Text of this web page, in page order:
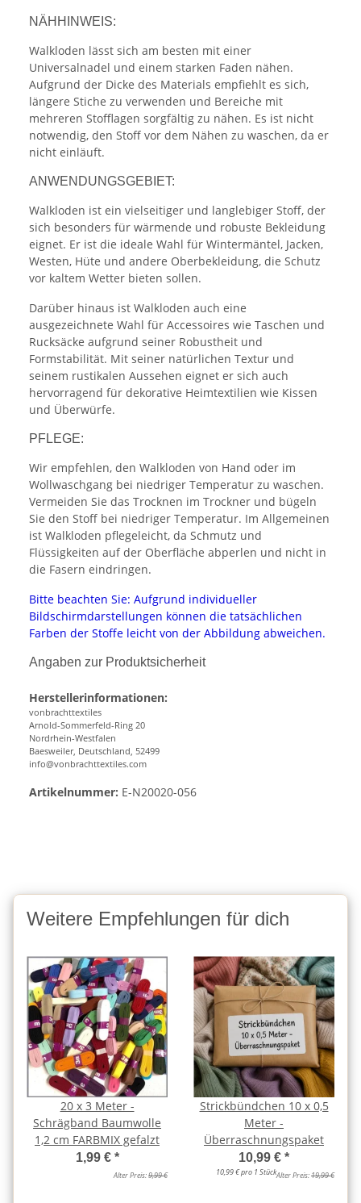
NÄHHINWEIS:
Walkloden lässt sich am besten mit einer
Universalnadel und einem starken Faden nähen.
Aufgrund der Dicke des Materials empfiehlt es sich,
längere Stiche zu verwenden und Bereiche mit
mehreren Stofflagen sorgfältig zu nähen. Es ist nicht
notwendig, den Stoff vor dem Nähen zu waschen, da er
nicht einläuft.
ANWENDUNGSGEBIET:
Walkloden ist ein vielseitiger und langlebiger Stoff, der
sich besonders für wärmende und robuste Bekleidung
eignet. Er ist die ideale Wahl für Wintermäntel, Jacken,
Westen, Hüte und andere Oberbekleidung, die Schutz
vor kaltem Wetter bieten sollen.
Darüber hinaus ist Walkloden auch eine
ausgezeichnete Wahl für Accessoires wie Taschen und
Rucksäcke aufgrund seiner Robustheit und
Formstabilität. Mit seiner natürlichen Textur und
seinem rustikalen Aussehen eignet er sich auch
hervorragend für dekorative Heimtextilien wie Kissen
und Überwürfe.
PFLEGE:
Wir empfehlen, den Walkloden von Hand oder im
Wollwaschgang bei niedriger Temperatur zu waschen.
Vermeiden Sie das Trocknen im Trockner und bügeln
Sie den Stoff bei niedriger Temperatur. Im Allgemeinen
ist Walkloden pflegeleicht, da Schmutz und
Flüssigkeiten auf der Oberfläche abperlen und nicht in
die Fasern eindringen.
Bitte beachten Sie: Aufgrund individueller
Bildschirmdarstellungen können die tatsächlichen
Farben der Stoffe leicht von der Abbildung abweichen.
Angaben zur Produktsicherheit
Herstellerinformationen:
vonbrachttextiles
Arnold-Sommerfeld-Ring 20
Nordrhein-Westfalen
Baesweiler, Deutschland, 52499
info@vonbrachttextiles.com
Artikelnummer: E-N20020-056
Weitere Empfehlungen für dich
20 x 3 Meter -
Schrägband Baumwolle
1,2 cm FARBMIX gefalzt
1,99 € *
Alter Preis:9,99 €
Strickbündchen 10 x 0,5
Meter -
Überraschnungspaket
10,99 € *
10,99 € pro 1 StückAlter Preis:19,99 €